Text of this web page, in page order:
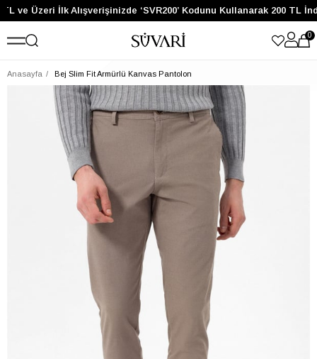
ve Üzeri İlk Alışverişinizde ‘SVR200’ Kodunu Kullanarak 200 TL
0
Anasayfa Bej Slim Fit Armürlü Kanvas Pantolon